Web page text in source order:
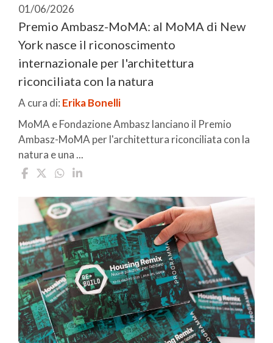
01/06/2026
Premio Ambasz-MoMA: al MoMA di New
York nasce il riconoscimento
internazionale per l'architettura
riconciliata con la natura
A cura di: Erika Bonelli
MoMA e Fondazione Ambasz lanciano il Premio
Ambasz-MoMA per l'architettura riconciliata con la
natura e una ...